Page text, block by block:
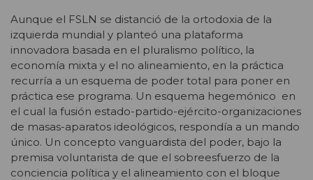
Aunque el FSLN se distanció de la ortodoxia de la
izquierda mundial y planteó una plataforma
innovadora basada en el pluralismo político, la
economía mixta y el no alineamiento, en la práctica
recurría a un esquema de poder total para poner en
práctica ese programa. Un esquema hegemónico en
el cual la fusión estado-partido-ejército-organizaciones
de masas-aparatos ideológicos, respondía a un mando
único. Un concepto vanguardista del poder, bajo la
premisa voluntarista de que el sobreesfuerzo de la
conciencia política y el alineamiento con el bloque